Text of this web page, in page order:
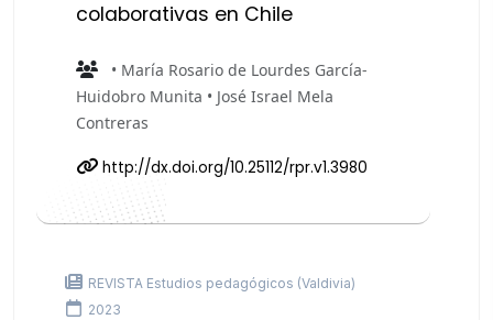
colaborativas en Chile
• María Rosario de Lourdes García-
Huidobro Munita • José Israel Mela
Contreras
http://dx.doi.org/10.25112/rpr.v1.3980
REVISTA Estudios pedagógicos (Valdivia)
2023